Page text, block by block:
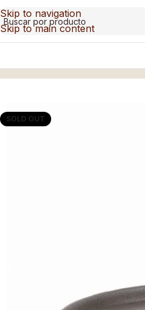
Skip to navigation
Skip to main content
SOLD OUT